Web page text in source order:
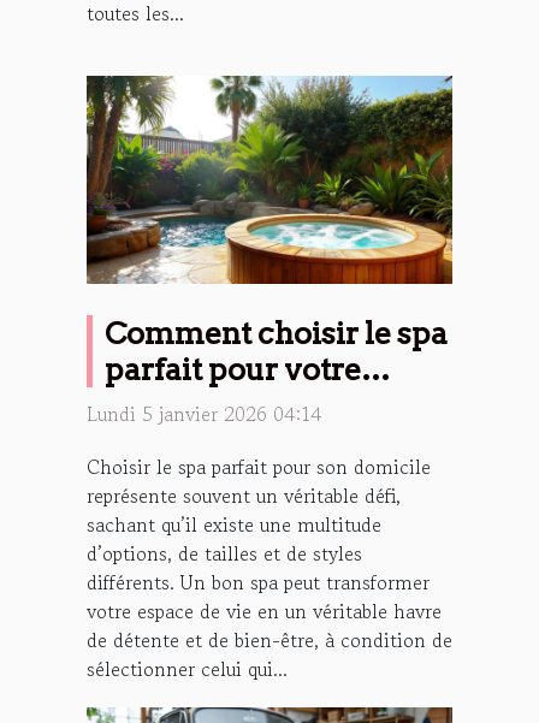
toutes les...
Comment choisir le spa
parfait pour votre
maison ?
Lundi 5 janvier 2026 04:14
Choisir le spa parfait pour son domicile
représente souvent un véritable défi,
sachant qu’il existe une multitude
d’options, de tailles et de styles
différents. Un bon spa peut transformer
votre espace de vie en un véritable havre
de détente et de bien-être, à condition de
sélectionner celui qui...